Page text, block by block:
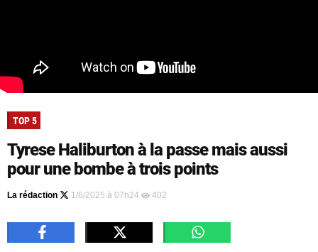
TOP 5
Tyrese Haliburton à la passe mais aussi
pour une bombe à trois points
La rédaction 1/6/2025 à 07h24 402